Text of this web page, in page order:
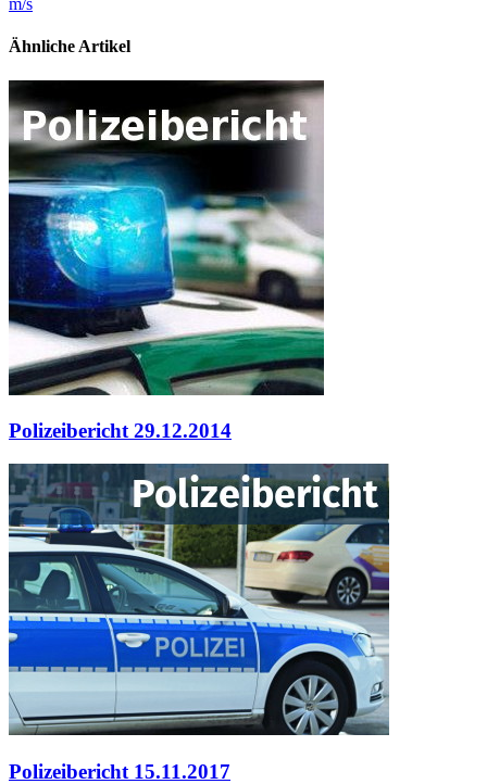
m/s
Ähnliche Artikel
Polizeibericht 29.12.2014
Polizeibericht 15.11.2017